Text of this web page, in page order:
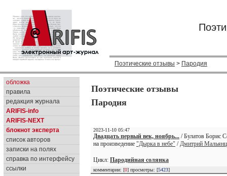
Поэтические отзывы > Пародия
обложка
правила
редакция журнала
ARIFIS-info
ARIFIS-NEXT
блокнот эксперта
список авторов
записки на полях
справка по интерфейсу
ссылки
Поэтические отзывы
Пародия
2023-11-10 05:47
Двадцать первый век, ноябрь... / Булатов Борис
на произведение "Дырка в небе" /Дмитрий Мальянц
Цикл: Пародийная солянка
комментарии: [0] просмотры: [5423]